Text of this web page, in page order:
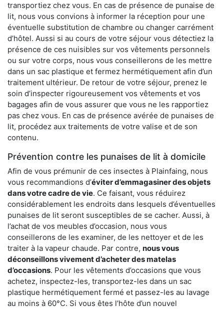
transportiez chez vous. En cas de présence de punaise de
lit, nous vous convions à informer la réception pour une
éventuelle substitution de chambre ou changer carrément
d’hôtel. Aussi si au cours de votre séjour vous détectiez la
présence de ces nuisibles sur vos vêtements personnels
ou sur votre corps, nous vous conseillerons de les mettre
dans un sac plastique et fermez hermétiquement afin d’un
traitement ultérieur. De retour de votre séjour, prenez le
soin d’inspecter rigoureusement vos vêtements et vos
bagages afin de vous assurer que vous ne les rapportiez
pas chez vous. En cas de présence avérée de punaises de
lit, procédez aux traitements de votre valise et de son
contenu.
Prévention contre les punaises de lit à domicile
Afin de vous prémunir de ces insectes à Plainfaing, nous
vous recommandions d’éviter d’emmagasiner des objets
dans votre cadre de vie. Ce faisant, vous réduirez
considérablement les endroits dans lesquels d’éventuelles
punaises de lit seront susceptibles de se cacher. Aussi, à
l’achat de vos meubles d’occasion, nous vous
conseillerons de les examiner, de les nettoyer et de les
traiter à la vapeur chaude. Par contre, nous vous
déconseillons vivement d’acheter des matelas
d’occasions. Pour les vêtements d’occasions que vous
achetez, inspectez-les, transportez-les dans un sac
plastique hermétiquement fermé et passez-les au lavage
au moins à 60°C. Si vous êtes l’hôte d’un nouvel